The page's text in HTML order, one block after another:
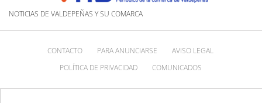
NOTICIAS DE VALDEPEÑAS Y SU COMARCA
CONTACTO PARA ANUNCIARSE
AVISO LEGAL
POLÍTICA DE PRIVACIDAD
COMUNICADOS